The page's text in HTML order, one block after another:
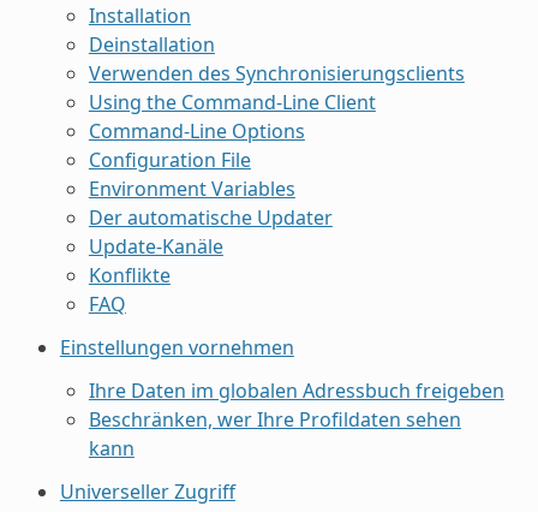
Installation
Deinstallation
Verwenden des Synchronisierungsclients
Using the Command-Line Client
Command-Line Options
Configuration File
Environment Variables
Der automatische Updater
Update-Kanäle
Konflikte
FAQ
Einstellungen vornehmen
Ihre Daten im globalen Adressbuch freigeben
Beschränken, wer Ihre Profildaten sehen
kann
Universeller Zugriff